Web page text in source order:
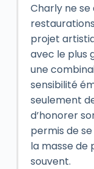
Charly ne
projet
avec le plus
une
sensibilité
seulement
d’honorer
permis de
la masse de
souvent.